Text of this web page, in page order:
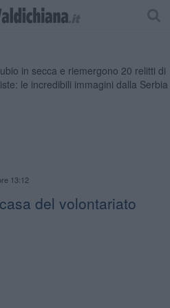
13:12
del volontariato